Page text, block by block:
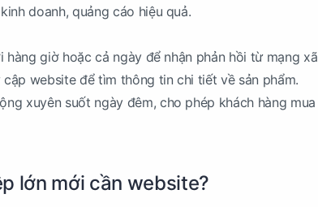
doanh, quảng cáo hiệu quả.
giờ hoặc cả ngày để nhận phản hồi từ mạng xã
website để tìm thông tin chi tiết về sản phẩm.
xuyên suốt ngày đêm, cho phép khách hàng mua
lớn mới cần website?